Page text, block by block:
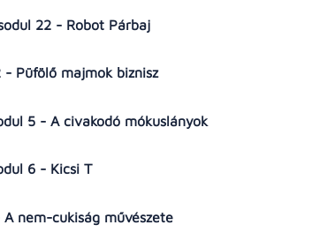
22 - Robot Párbaj
- Püfölő majmok biznisz
5 - A civakodó mókuslányok
6 - Kicsi T
nem-cukiság művészete